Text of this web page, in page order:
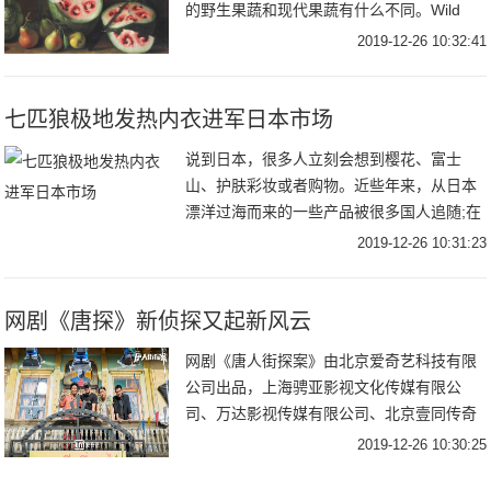
的野生果蔬和现代果蔬有什么不同。Wild
watermelons 野生西瓜Modern2019-12-26 10:32:41
七匹狼极地发热内衣进军日本市场
说到日本，很多人立刻会想到樱花、富士
山、护肤彩妆或者购物。近些年来，从日本
漂洋过海而来的一些产品被很多国人追随;在
吸收日本优秀产品和经验的同时，我国的产
2019-12-26 10:31:23
网剧《唐探》新侦探又起新风云
网剧《唐人街探案》由北京爱奇艺科技有限
公司出品，上海骋亚影视文化传媒有限公
司、万达影视传媒有限公司、北京壹同传奇
影视文化有限公司联合出品，陈思诚监制，
2019-12-26 10:30:25